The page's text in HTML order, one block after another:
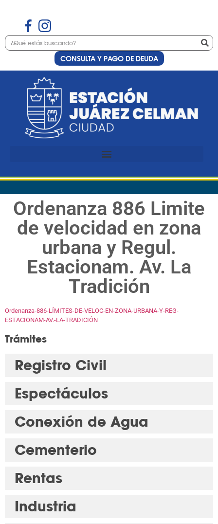
CONSULTA Y PAGO DE DEUDA
Ordenanza 886 Limite
de velocidad en zona
urbana y Regul.
Estacionam. Av. La
Tradición
Ordenanza-886-LÍMITES-DE-VELOC-EN-ZONA-URBANA-Y-REG-
ESTACIONAM-AV.-LA-TRADICIÓN
Trámites
Registro Civil
Espectáculos
Conexión de Agua
Cementerio
Rentas
Industria